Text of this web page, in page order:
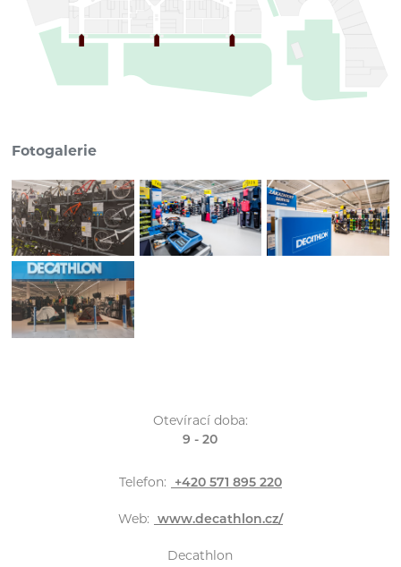
Fotogalerie
Otevírací doba:
9 - 20
Telefon: +420 571 895 220
Web: www.decathlon.cz/
Decathlon